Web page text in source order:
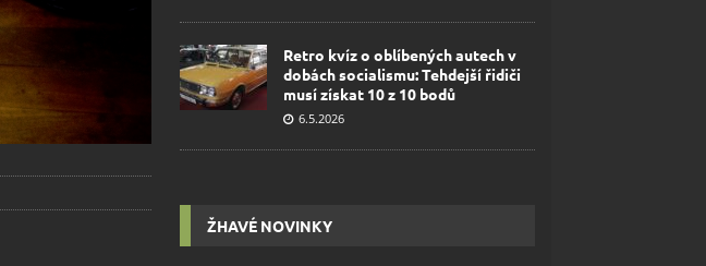
Retro kvíz o oblíbených autech v
dobách socialismu: Tehdejší řidiči
musí získat 10 z 10 bodů
6.5.2026
ŽHAVÉ NOVINKY